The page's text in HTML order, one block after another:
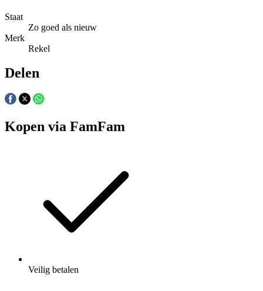
Staat
Zo goed als nieuw
Merk
Rekel
Delen
Kopen via FamFam
Veilig betalen